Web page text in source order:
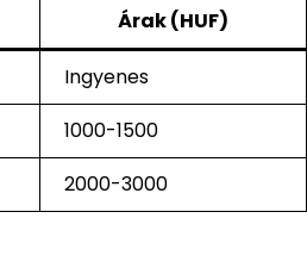
Árak (HUF)
Ingyenes
1000-1500
2000-3000